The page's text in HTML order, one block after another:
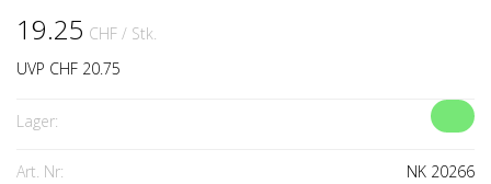
19.25 CHF / Stk.
UVP CHF 20.75
Lager:
Art. Nr: NK 20266